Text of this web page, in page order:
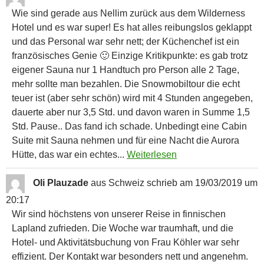
Wie sind gerade aus Nellim zurück aus dem Wilderness
Hotel und es war super! Es hat alles reibungslos geklappt
und das Personal war sehr nett; der Küchenchef ist ein
französisches Genie 🙂 Einzige Kritikpunkte: es gab trotz
eigener Sauna nur 1 Handtuch pro Person alle 2 Tage,
mehr sollte man bezahlen. Die Snowmobiltour die echt
teuer ist (aber sehr schön) wird mit 4 Stunden angegeben,
dauerte aber nur 3,5 Std. und davon waren in Summe 1,5
Std. Pause.. Das fand ich schade. Unbedingt eine Cabin
Suite mit Sauna nehmen und für eine Nacht die Aurora
Hütte, das war ein echtes... Weiterlesen
Oli Plauzade aus Schweiz schrieb am 19/03/2019 um
20:17
Wir sind höchstens von unserer Reise in finnischen
Lapland zufrieden. Die Woche war traumhaft, und die
Hotel- und Aktivitätsbuchung von Frau Köhler war sehr
effizient. Der Kontakt war besonders nett und angenehm.